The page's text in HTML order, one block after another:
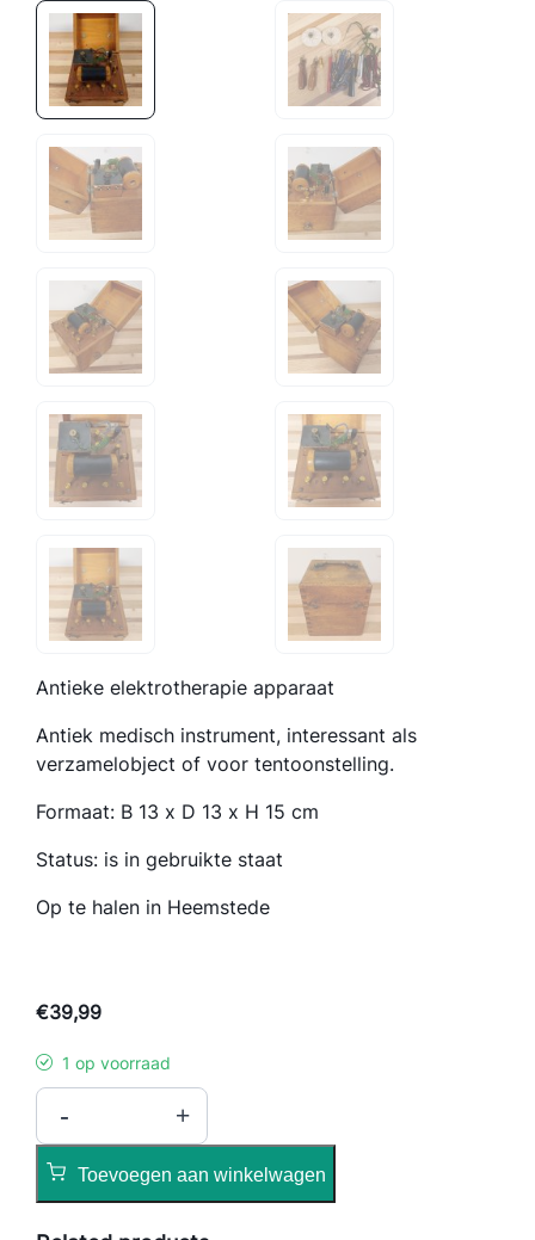
Antieke elektrotherapie apparaat
Antiek medisch instrument, interessant als
verzamelobject of voor tentoonstelling.
Formaat: B 13 x D 13 x H 15 cm
Status: is in gebruikte staat
Op te halen in Heemstede
€39,99
1 op voorraad
A
- +
Toevoegen aan winkelwagen